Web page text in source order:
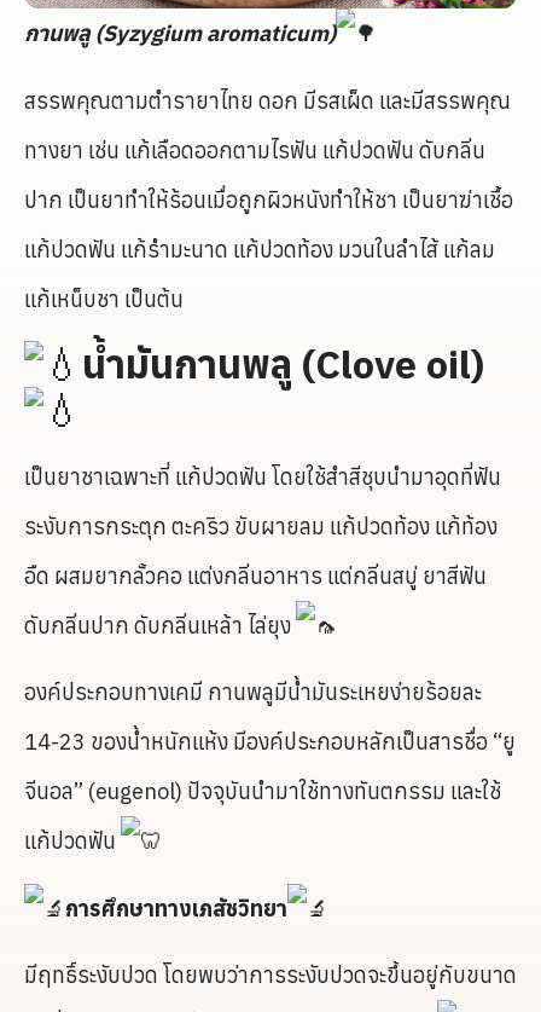
กานพลู (Syzygium aromaticum)
สรรพคุณตามตำรายาไทย ดอก มีรสเผ็ด และมีสรรพคุณ
ทางยา เช่น แก้เลือดออกตามไรฟัน แก้ปวดฟัน ดับกลิ่น
ปาก เป็นยาทำให้ร้อนเมื่อถูกผิวหนังทำให้ชา เป็นยาฆ่าเชื้อ
แก้ปวดฟัน แก้รำมะนาด แก้ปวดท้อง มวนในลำไส้ แก้ลม
แก้เหน็บชา เป็นต้น
น้ำมันกานพลู (Clove oil)
เป็นยาชาเฉพาะที่ แก้ปวดฟัน โดยใช้สำสีชุบนำมาอุดที่ฟัน
ระงับการกระตุก ตะคริว ขับผายลม แก้ปวดท้อง แก้ท้อง
อืด ผสมยากลั้วคอ แต่งกลิ่นอาหาร แต่กลิ่นสบู่ ยาสีฟัน
ดับกลิ่นปาก ดับกลิ่นเหล้า ไล่ยุง
องค์ประกอบทางเคมี กานพลูมีน้ำมันระเหยง่ายร้อยละ
14-23 ของน้ำหนักแห้ง มีองค์ประกอบหลักเป็นสารชื่อ “ยู
จีนอล” (eugenol) ปัจจุบันนำมาใช้ทางทันตกรรม และใช้
แก้ปวดฟัน
การศึกษาทางเภสัชวิทยา
มีฤทธิ์ระงับปวด โดยพบว่าการระงับปวดจะขึ้นอยู่กับขนาด